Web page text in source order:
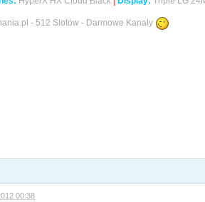
- 512 Slotów - Darmowe Kanały
00:38